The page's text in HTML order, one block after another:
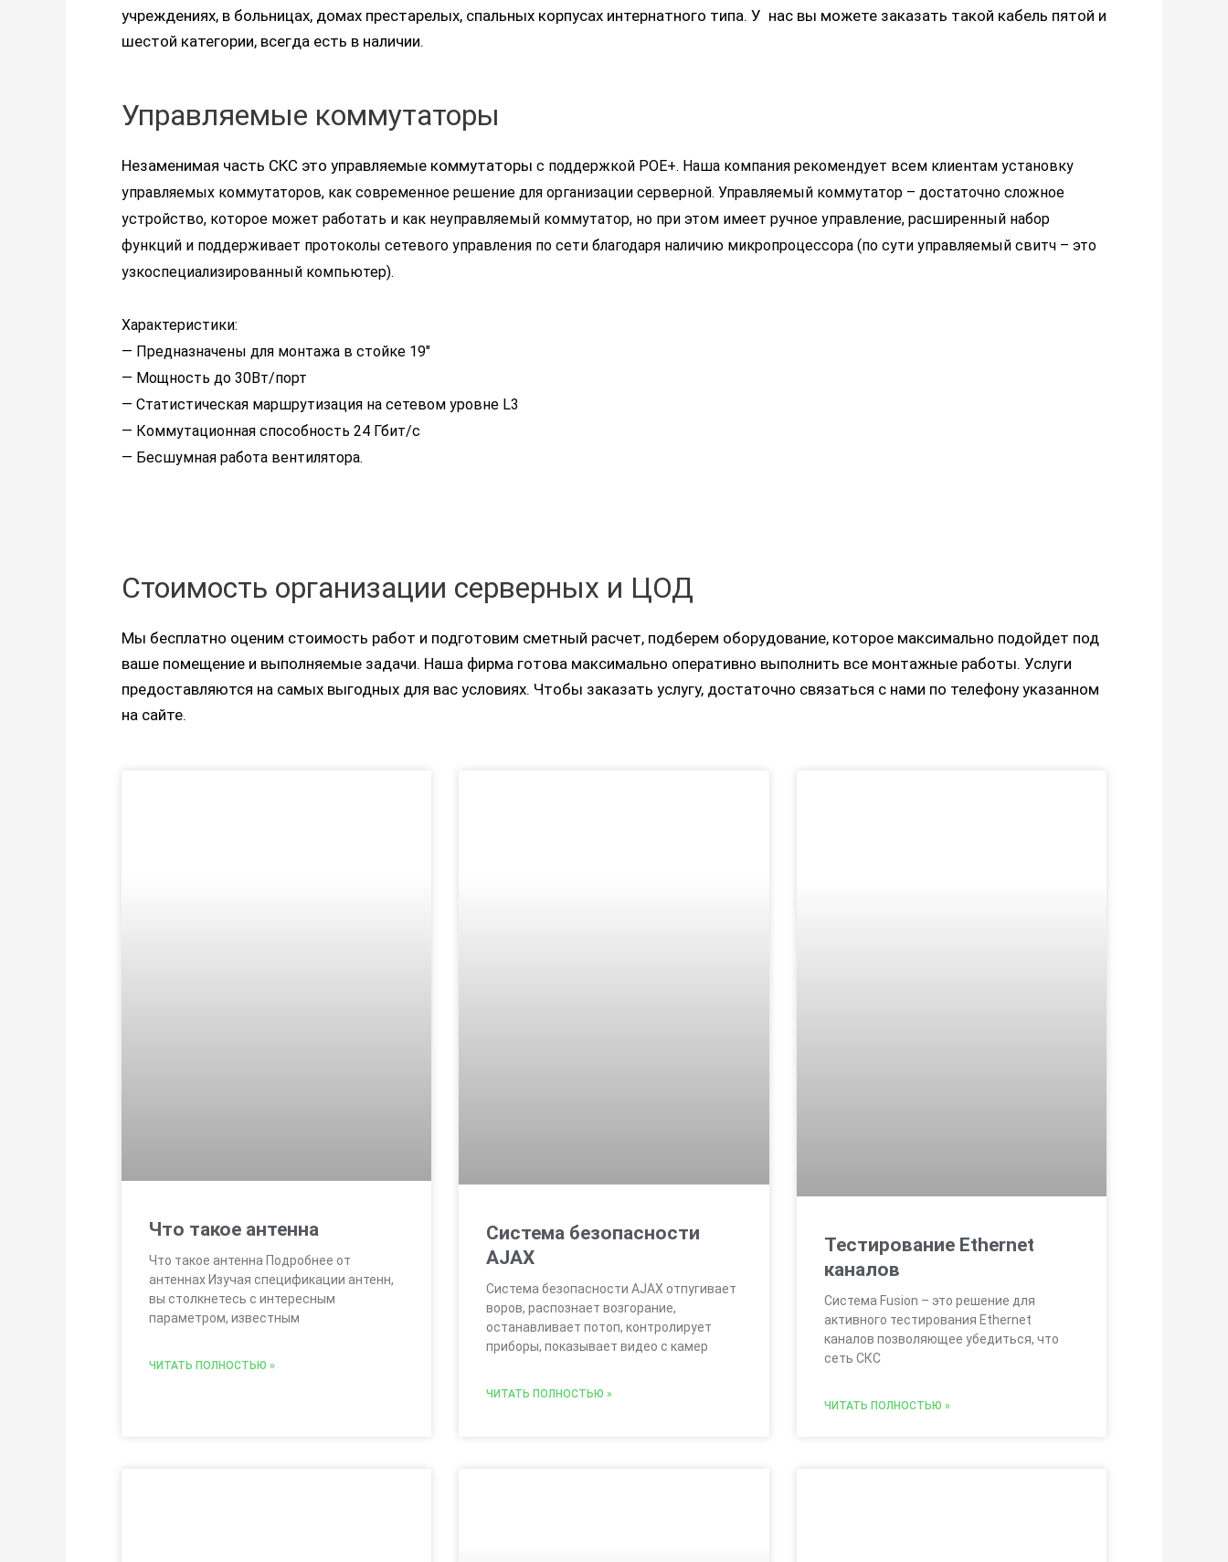
учреждениях, в больницах, домах престарелых, спальных корпусах интернатного типа. У нас вы можете заказать такой кабель пятой и
шестой категории, всегда есть в наличии.
Управляемые коммутаторы
Незаменимая часть СКС это управляемые коммутаторы с поддержкой POE+. Наша компания рекомендует всем клиентам установку
управляемых коммутаторов, как современное решение для организации серверной. Управляемый коммутатор – достаточно сложное
устройство, которое может работать и как неуправляемый коммутатор, но при этом имеет ручное управление, расширенный набор
функций и поддерживает протоколы сетевого управления по сети благодаря наличию микропроцессора (по сути управляемый свитч – это
узкоспециализированный компьютер).
Характеристики:
— Предназначены для монтажа в стойке 19″
— Мощность до 30Вт/порт
— Статистическая маршрутизация на сетевом уровне L3
— Коммутационная способность 24 Гбит/с
— Бесшумная работа вентилятора.
Стоимость организации серверных и ЦОД
Мы бесплатно оценим стоимость работ и подготовим сметный расчет, подберем оборудование, которое максимально подойдет под
ваше помещение и выполняемые задачи. Наша фирма готова максимально оперативно выполнить все монтажные работы. Услуги
предоставляются на самых выгодных для вас условиях. Чтобы заказать услугу, достаточно связаться с нами по телефону указанном
на сайте.
Что такое антенна
Что такое антенна Подробнее от
антеннах Изучая спецификации антенн,
вы столкнетесь с интересным
параметром, известным
ЧИТАТЬ ПОЛНОСТЬЮ »
Система безопасности
AJAX
Система безопасности AJAX отпугивает
воров, распознает возгорание,
останавливает потоп, контролирует
приборы, показывает видео с камер
ЧИТАТЬ ПОЛНОСТЬЮ »
Тестирование Ethernet
каналов
Система Fusion – это решение для
активного тестирования Ethernet
каналов позволяющее убедиться, что
сеть СКС
ЧИТАТЬ ПОЛНОСТЬЮ »